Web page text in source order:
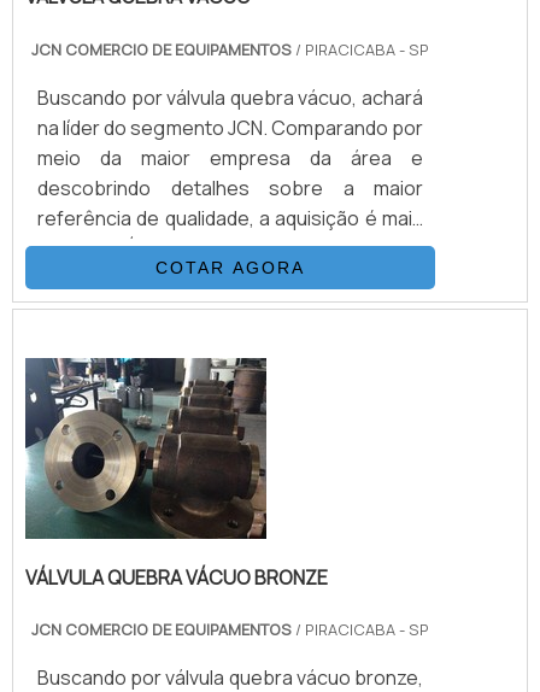
JCN COMERCIO DE EQUIPAMENTOS / PIRACICABA - SP
Buscando por válvula quebra vácuo, achará
na líder do segmento JCN. Comparando por
meio da maior empresa da área e
descobrindo detalhes sobre a maior
referência de qualidade, a aquisição é mais
assertiva.É importante lembrar que o
produto deve ser adquirido com empresas
especializadas. Esse tipo de cuidado ajuda
materiais, além de evitar prejuízos com
substituições frequentes de peças
defeituosa...
COTAR AGORA
VÁLVULA QUEBRA VÁCUO BRONZE
JCN COMERCIO DE EQUIPAMENTOS / PIRACICABA - SP
Buscando por válvula quebra vácuo bronze,